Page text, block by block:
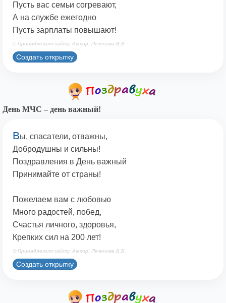
Пусть вас семьи согревают,
А на службе ежегодно
Пусть зарплаты повышают!
© Принадлежит сайту. Автор: Печенова В.В.
Создать открытку
День МЧС – день важный!
Вы, спасатели, отважны,
Добродушны и сильны!
Поздравления в День важный
Принимайте от страны!
Пожелаем вам с любовью
Много радостей, побед,
Счастья личного, здоровья,
Крепких сил на 200 лет!
© Принадлежит сайту. Автор: Печенова В.В.
Создать открытку